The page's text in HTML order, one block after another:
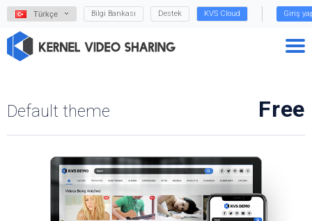
Türkçe Bilgi Bankası Destek KVS Cloud Giriş
Default theme Free